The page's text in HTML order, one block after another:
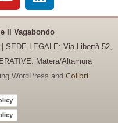
Il Vagabondo
SEDE LEGALE: Via Libertà 52,
Matera/Altamura
WordPress and Colibri